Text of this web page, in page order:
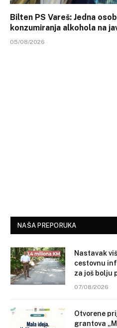
Bilten PS Vareš: Jedna
konzumiranja alkohola na
05/08/2026
NAŠA PREPORUKA
Nastavak
cestovnu
za još bolju
07/08/2026
Otvorene
grantova